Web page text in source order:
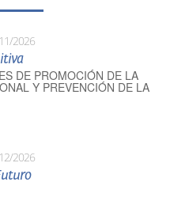
2026
DE PROMOCIÓN DE LA
Y PREVENCIÓN DE LA
2026